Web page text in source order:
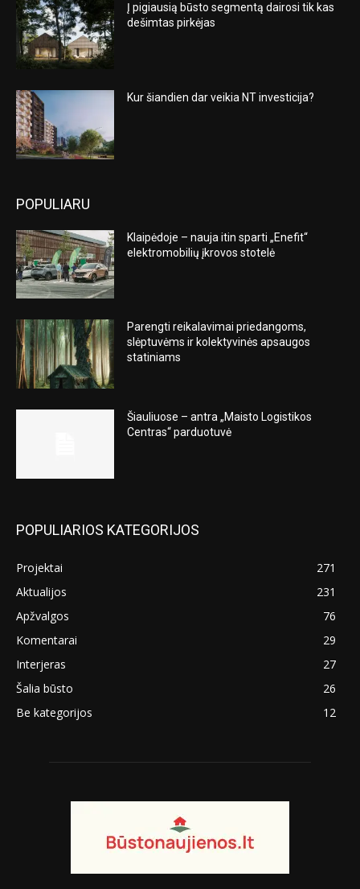
Į pigiausią būsto segmentą dairosi tik kas
dešimtas pirkėjas
Kur šiandien dar veikia NT investicija?
POPULIARU
Klaipėdoje – nauja itin sparti „Enefit“
elektromobilių įkrovos stotelė
Parengti reikalavimai priedangoms,
slėptuvėms ir kolektyvinės apsaugos
statiniams
Šiauliuose – antra „Maisto Logistikos
Centras“ parduotuvė
POPULIARIOS KATEGORIJOS
Projektai
271
Aktualijos
231
Apžvalgos
76
Komentarai
29
Interjeras
27
Šalia būsto
26
Be kategorijos
12